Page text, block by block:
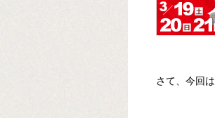
さて、今回は